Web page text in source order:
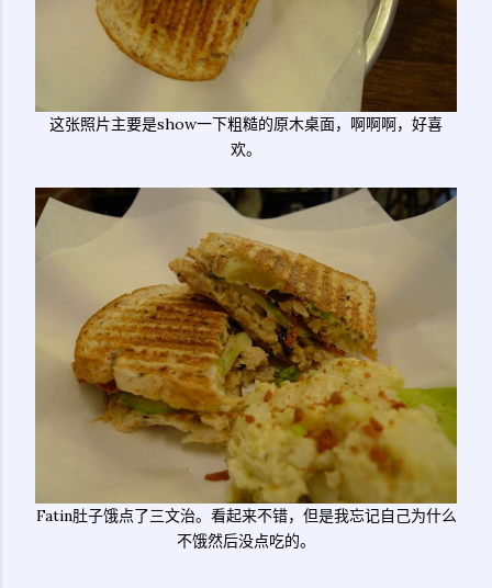
这张照片主要是show一下粗糙的原木桌面，啊啊啊，好喜
欢。
Fatin肚子饿点了三文治。看起来不错，但是我忘记自己为什么
不饿然后没点吃的。